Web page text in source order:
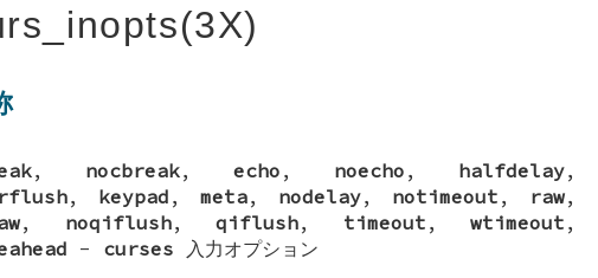
, nocbreak, echo , noecho , halfdelay,
, keypad , meta, nodelay, notimeout , raw,
, noqiflush, qiflush, timeout , wtimeout ,
- curses 入力オプション